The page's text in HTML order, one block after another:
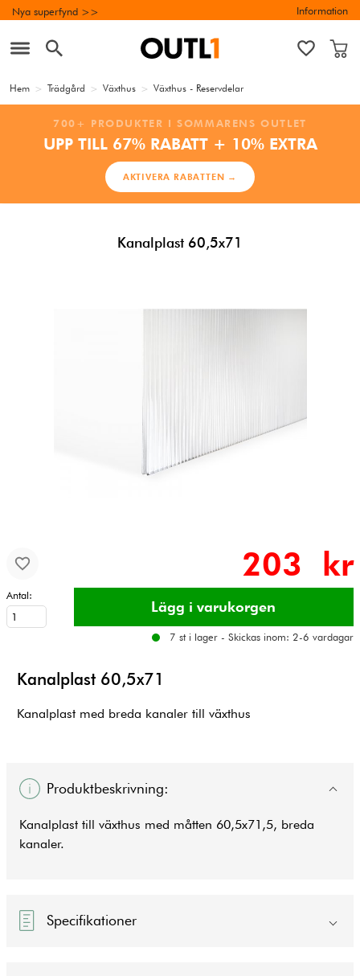
Nya superfynd >> Information
Hem > Trädgård > Växthus > Växthus - Reservdelar
700+ PRODUKTER I SOMMARENS OUTLET
UPP TILL 67% RABATT + 10% EXTRA
AKTIVERA RABATTEN →
Kanalplast 60,5x71
203 kr
Antal:
7 st i lager - Skickas inom: 2-6 vardagar
Kanalplast 60,5x71
Kanalplast med breda kanaler till växthus
Produktbeskrivning:
Kanalplast till växthus med måtten 60,5x71,5, breda
kanaler.
Specifikationer